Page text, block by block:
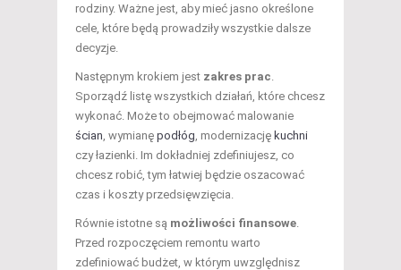
rodziny. Ważne jest, aby mieć jasno określone
cele, które będą prowadziły wszystkie dalsze
decyzje.
Następnym krokiem jest zakres prac
Sporządź listę wszystkich działań, które chcesz
wykonać. Może to obejmować malowanie
ścian , wymianę podłóg , modernizację kuchni
czy łazienki. Im dokładniej zdefiniujesz, co
chcesz robić, tym łatwiej będzie oszacować
czas i koszty przedsięwzięcia.
Równie istotne są możliwości finansowe
Przed rozpoczęciem remontu warto
zdefiniować budżet, w którym uwzględnisz